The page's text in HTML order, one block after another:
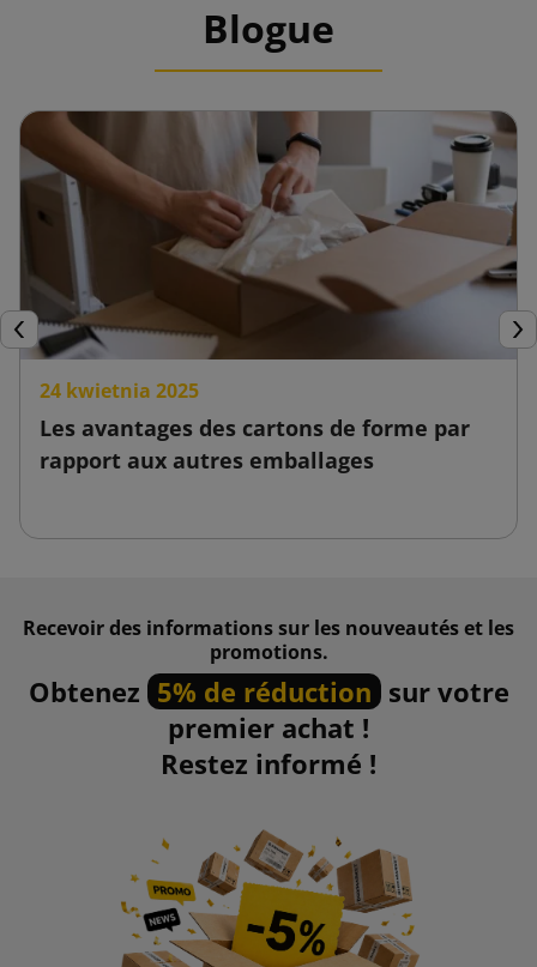
Blogue
Précédent
24 kwietnia 2025
Les avantages des cartons de forme par
rapport aux autres emballages
Recevoir des informations sur les nouveautés et les
promotions.
Obtenez 5% de réduction sur votre
premier achat !
Restez informé !